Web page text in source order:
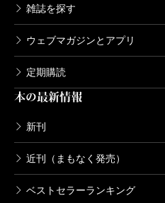
雑誌を探す
ウェブマガジンとアプリ
定期購読
本の最新情報
新刊
近刊（まもなく発売）
ベストセラーランキング